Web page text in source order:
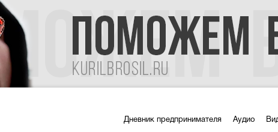
Дневник предпринимателя Аудио